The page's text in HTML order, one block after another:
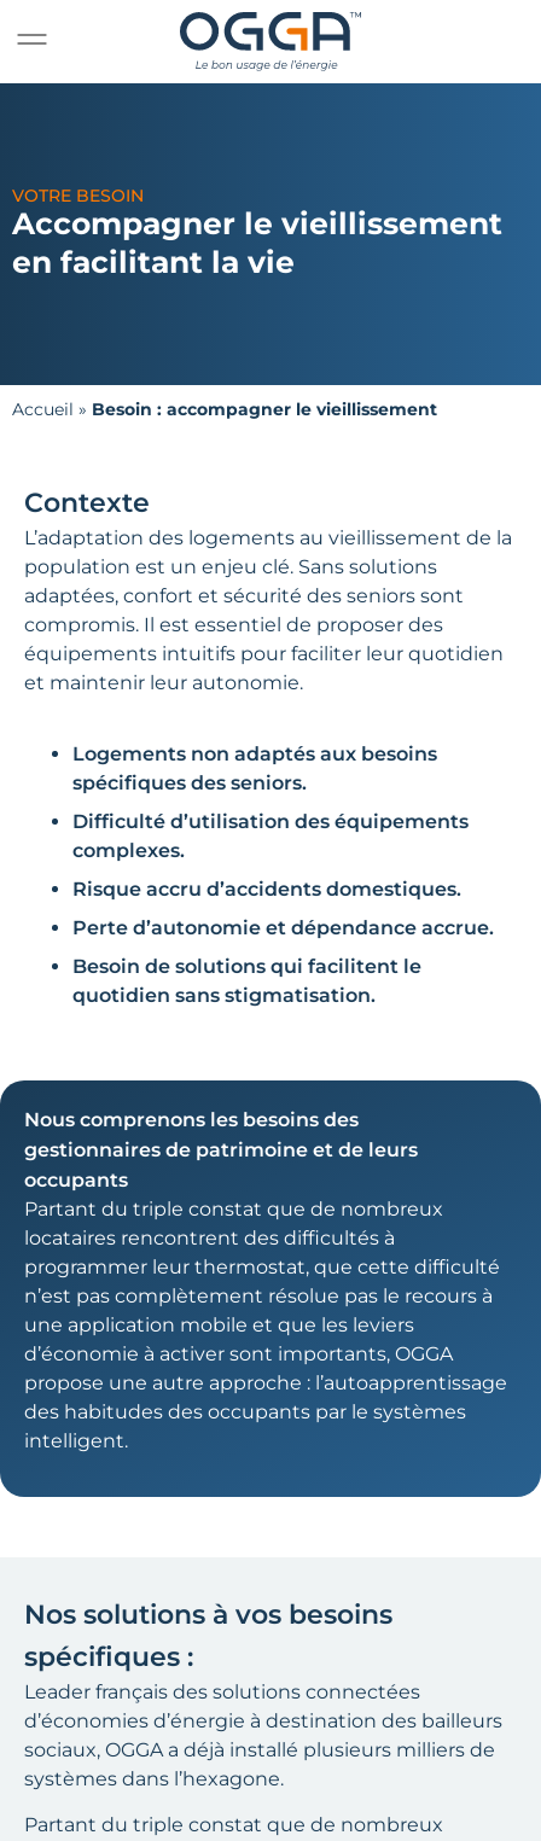
VOTRE BESOIN
Accompagner le vieillissement
en facilitant la vie
Accueil » Besoin : accompagner le vieillissement
Contexte
L’adaptation des logements au vieillissement de la
population est un enjeu clé. Sans solutions
adaptées, confort et sécurité des seniors sont
compromis. Il est essentiel de proposer des
équipements intuitifs pour faciliter leur quotidien
et maintenir leur autonomie.
Logements non adaptés aux besoins
spécifiques des seniors.
Difficulté d’utilisation des équipements
complexes.
Risque accru d’accidents domestiques.
Perte d’autonomie et dépendance accrue.
Besoin de solutions qui facilitent le
quotidien sans stigmatisation.
Nous comprenons les besoins des
gestionnaires de patrimoine et de leurs
occupants
Partant du triple constat que de nombreux
locataires rencontrent des difficultés à
programmer leur thermostat, que cette difficulté
n’est pas complètement résolue pas le recours à
une application mobile et que les leviers
d’économie à activer sont importants, OGGA
propose une autre approche : l’autoapprentissage
des habitudes des occupants par le systèmes
intelligent.
Nos solutions à vos besoins
spécifiques :
Leader français des solutions connectées
d’économies d’énergie à destination des bailleurs
sociaux, OGGA a déjà installé plusieurs milliers de
systèmes dans l’hexagone.
Partant du triple constat que de nombreux